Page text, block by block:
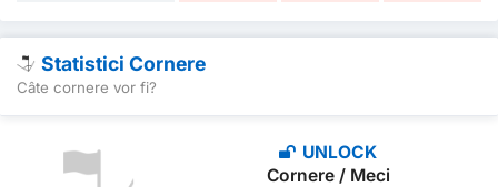
Statistici Cornere
Câte cornere vor fi?
UNLOCK
Cornere / Meci